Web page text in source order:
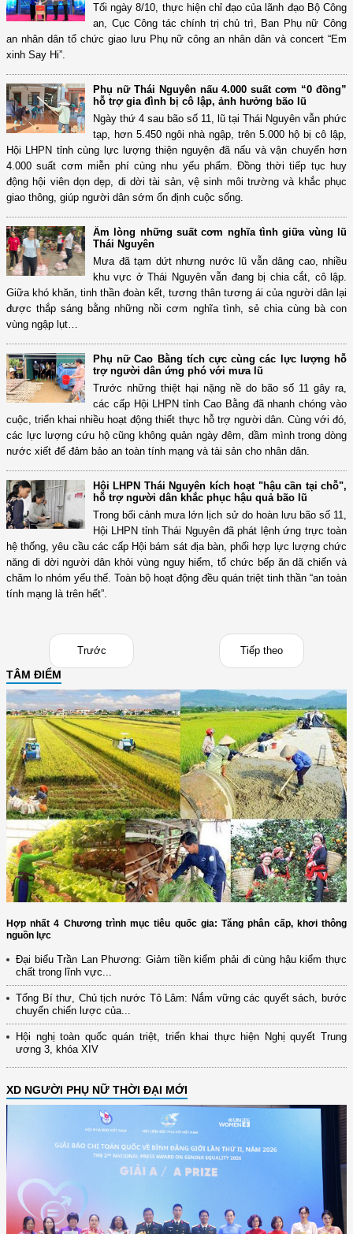
Tối ngày 8/10, thực hiện chỉ đạo của lãnh đạo Bộ Công
an, Cục Công tác chính trị chủ trì, Ban Phụ nữ Công
an nhân dân tổ chức giao lưu Phụ nữ công an nhân dân và concert “Em
xinh Say Hi”.
Phụ nữ Thái Nguyên nấu 4.000 suất cơm “0 đồng”
hỗ trợ gia đình bị cô lập, ảnh hưởng bão lũ
Ngày thứ 4 sau bão số 11, lũ tại Thái Nguyên vẫn phức
tạp, hơn 5.450 ngôi nhà ngập, trên 5.000 hộ bị cô lập,
Hội LHPN tỉnh cùng lực lượng thiện nguyện đã nấu và vận chuyển hơn
4.000 suất cơm miễn phí cùng nhu yếu phẩm. Đồng thời tiếp tục huy
động hội viên dọn dẹp, di dời tài sản, vệ sinh môi trường và khắc phục
giao thông, giúp người dân sớm ổn định cuộc sống.
Ấm lòng những suất cơm nghĩa tình giữa vùng lũ
Thái Nguyên
Mưa đã tạm dứt nhưng nước lũ vẫn dâng cao, nhiều
khu vực ở Thái Nguyên vẫn đang bị chia cắt, cô lập.
Giữa khó khăn, tinh thần đoàn kết, tương thân tương ái của người dân lại
được thắp sáng bằng những nồi cơm nghĩa tình, sẻ chia cùng bà con
vùng ngập lụt…
Phụ nữ Cao Bằng tích cực cùng các lực lượng hỗ
trợ người dân ứng phó với mưa lũ
Trước những thiệt hại nặng nề do bão số 11 gây ra,
các cấp Hội LHPN tỉnh Cao Bằng đã nhanh chóng vào
cuộc, triển khai nhiều hoạt động thiết thực hỗ trợ người dân. Cùng với đó,
các lực lượng cứu hộ cũng không quản ngày đêm, dầm mình trong dòng
nước xiết để đảm bảo an toàn tính mạng và tài sản cho nhân dân.
Hội LHPN Thái Nguyên kích hoạt "hậu cần tại chỗ",
hỗ trợ người dân khắc phục hậu quả bão lũ
Trong bối cảnh mưa lớn lịch sử do hoàn lưu bão số 11,
Hội LHPN tỉnh Thái Nguyên đã phát lệnh ứng trực toàn
hệ thống, yêu cầu các cấp Hội bám sát địa bàn, phối hợp lực lượng chức
năng di dời người dân khỏi vùng nguy hiểm, tổ chức bếp ăn dã chiến và
chăm lo nhóm yếu thế. Toàn bộ hoạt động đều quán triệt tinh thần “an toàn
tính mạng là trên hết”.
Trước Tiếp theo
TÂM ĐIỂM
Hợp nhất 4 Chương trình mục tiêu quốc gia: Tăng phân cấp, khơi thông
nguồn lực
Đại biểu Trần Lan Phương: Giảm tiền kiểm phải đi cùng hậu kiểm thực
chất trong lĩnh vực...
Tổng Bí thư, Chủ tịch nước Tô Lâm: Nắm vững các quyết sách, bước
chuyển chiến lược của...
Hội nghị toàn quốc quán triệt, triển khai thực hiện Nghị quyết Trung
ương 3, khóa XIV
XD NGƯỜI PHỤ NỮ THỜI ĐẠI MỚI